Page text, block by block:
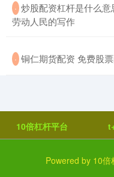
· 炒股配资杠杆是什么
劳动人民的写作
· 铜仁期货配资 免费股
10倍杠杆平台
Powered by 10倍